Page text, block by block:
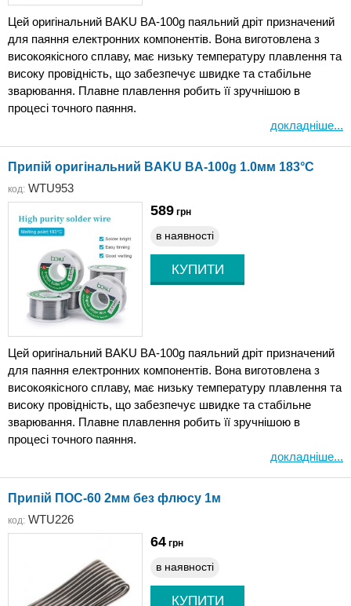
Цей оригінальний BAKU BA-100g паяльний дріт призначений
для паяння електронних компонентів. Вона виготовлена ​​з
високоякісного сплаву, має низьку температуру плавлення та
високу провідність, що забезпечує швидке та стабільне
зварювання. Плавне плавлення робить її зручнішою в
процесі точного паяння.
докладніше...
Припій оригінальний BAKU BA-100g 1.0мм 183°C
код: WTU953
589 грн
в наявності
Цей оригінальний BAKU BA-100g паяльний дріт призначений
для паяння електронних компонентів. Вона виготовлена ​​з
високоякісного сплаву, має низьку температуру плавлення та
високу провідність, що забезпечує швидке та стабільне
зварювання. Плавне плавлення робить її зручнішою в
процесі точного паяння.
докладніше...
Припій ПОС-60 2мм без флюсу 1м
код: WTU226
64 грн
в наявності